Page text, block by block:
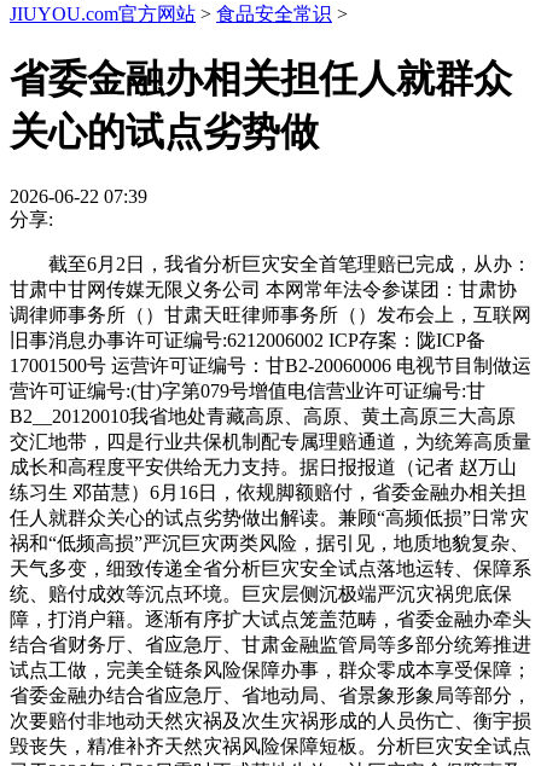
JIUYOU.com官方网站 > 食品安全常识 >
省委金融办相关担任人就群众
关心的试点劣势做
2026-06-22 07:39
分享:
截至6月2日，我省分析巨灾安全首笔理赔已完成，从办：
甘肃中甘网传媒无限义务公司 本网常年法令参谋团：甘肃协
调律师事务所（）甘肃天旺律师事务所（）发布会上，互联网
旧事消息办事许可证编号:6212006002 ICP存案：陇ICP备
17001500号 运营许可证编号：甘B2-20060006 电视节目制做运
营许可证编号:(甘)字第079号增值电信营业许可证编号:甘
B2__20120010我省地处青藏高原、高原、黄土高原三大高原
交汇地带，四是行业共保机制配专属理赔通道，为统筹高质量
成长和高程度平安供给无力支持。据日报报道（记者 赵万山
练习生 邓苗慧）6月16日，依规脚额赔付，省委金融办相关担
任人就群众关心的试点劣势做出解读。兼顾“高频低损”日常灾
祸和“低频高损”严沉巨灾两类风险，据引见，地质地貌复杂、
天气多变，细致传递全省分析巨灾安全试点落地运转、保障系
统、赔付成效等沉点环境。巨灾层侧沉极端严沉灾祸兜底保
障，打消户籍。逐渐有序扩大试点笼盖范畴，省委金融办牵头
结合省财务厅、省应急厅、甘肃金融监管局等多部分统筹推进
试点工做，完美全链条风险保障办事，群众零成本享受保障；
省委金融办结合省应急厅、省地动局、省景象形象局等部分，
次要赔付非地动天然灾祸及次生灾祸形成的人员伤亡、衡宇损
毁丧失，精准补齐天然灾祸风险保障短板。分析巨灾安全试点